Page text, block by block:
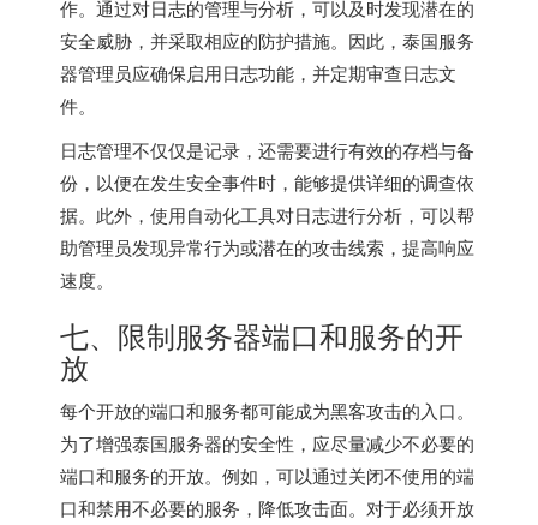
作。通过对日志的管理与分析，可以及时发现潜在的
安全威胁，并采取相应的防护措施。因此，泰国服务
器管理员应确保启用日志功能，并定期审查日志文
件。
日志管理不仅仅是记录，还需要进行有效的存档与备
份，以便在发生安全事件时，能够提供详细的调查依
据。此外，使用自动化工具对日志进行分析，可以帮
助管理员发现异常行为或潜在的攻击线索，提高响应
速度。
七、限制服务器端口和服务的开
放
每个开放的端口和服务都可能成为黑客攻击的入口。
为了增强泰国服务器的安全性，应尽量减少不必要的
端口和服务的开放。例如，可以通过关闭不使用的端
口和禁用不必要的服务，降低攻击面。对于必须开放